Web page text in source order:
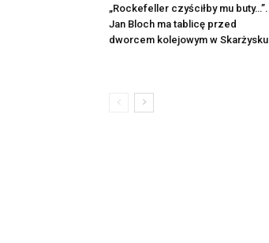
„Rockefeller czyściłby mu buty…”.
Jan Bloch ma tablicę przed
dworcem kolejowym w Skarżysku